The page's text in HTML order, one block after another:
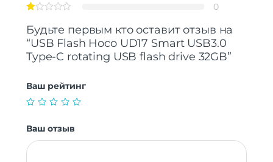
0
Будьте первым кто оставит отзыв на
“USB Flash Hoco UD17 Smart USB3.0
Type-C rotating USB flash drive 32GB”
Ваш рейтинг
Ваш отзыв